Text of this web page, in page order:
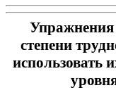
Упражнения
степени
использовать